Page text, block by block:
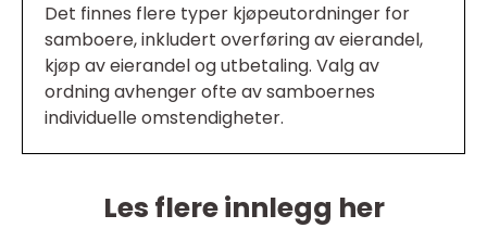
Det finnes flere typer kjøpeutordninger for
samboere, inkludert overføring av eierandel,
kjøp av eierandel og utbetaling. Valg av
ordning avhenger ofte av samboernes
individuelle omstendigheter.
Les flere innlegg her